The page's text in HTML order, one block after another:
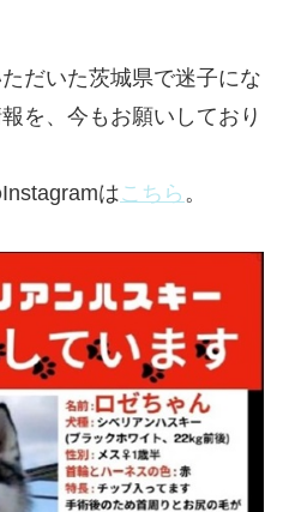
だいた茨城県で迷子にな
を、今もお願いしており
はこちら 。